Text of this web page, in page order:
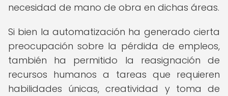
necesidad de mano de obra en dichas áreas.
Si bien la automatización ha generado cierta
preocupación sobre la pérdida de empleos,
también ha permitido la reasignación de
recursos humanos a tareas que requieren
habilidades únicas, creatividad y toma de